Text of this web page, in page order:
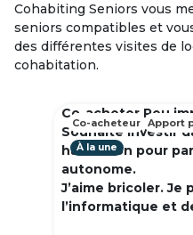
Cohabiting Seniors vous
seniors compatibles et
des différentes visites de
cohabitation.
Co-acheter Peu
Souhaite investir
habitation pour
autonome.
J’aime bricoler. Je
l’informatique et
À la une
Co-acheteur Apport